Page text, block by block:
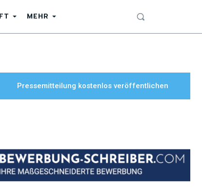
MEHR
Pressemitteilung kostenlos veröffentlichen